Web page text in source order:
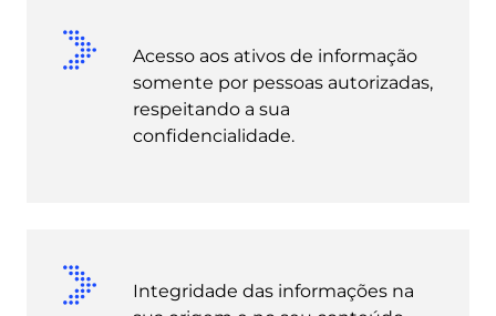
Acesso aos ativos de informação
somente por pessoas autorizadas,
respeitando a sua
confidencialidade.
Integridade das informações na